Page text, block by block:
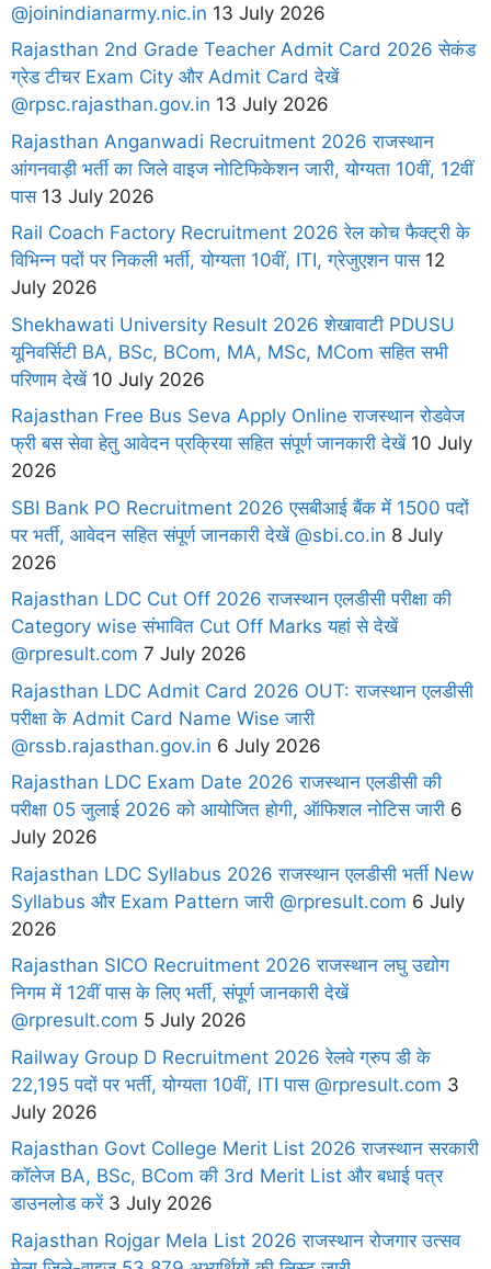
@joinindianarmy.nic.in 13 July 2026
Rajasthan 2nd Grade Teacher Admit Card 2026 सेकंड
ग्रेड टीचर Exam City और Admit Card देखें
@rpsc.rajasthan.gov.in 13 July 2026
Rajasthan Anganwadi Recruitment 2026 राजस्थान
आंगनवाड़ी भर्ती का जिले वाइज नोटिफिकेशन जारी, योग्यता 10वीं, 12वीं
पास13 July 2026
Rail Coach Factory Recruitment 2026 रेल कोच फैक्ट्री के
विभिन्न पदों पर निकली भर्ती, योग्यता 10वीं, ITI, ग्रेजुएशन पास12
July 2026
Shekhawati University Result 2026 शेखावाटी PDUSU
यूनिवर्सिटी BA, BSc, BCom, MA, MSc, MCom सहित सभी
परिणाम देखें10 July 2026
Rajasthan Free Bus Seva Apply Online राजस्थान रोडवेज
फ्री बस सेवा हेतु आवेदन प्रक्रिया सहित संपूर्ण जानकारी देखें10 July
2026
SBI Bank PO Recruitment 2026 एसबीआई बैंक में 1500 पदों
पर भर्ती, आवेदन सहित संपूर्ण जानकारी देखें @sbi.co.in 8 July
2026
Rajasthan LDC Cut Off 2026 राजस्थान एलडीसी परीक्षा की
Category wise संभावित Cut Off Marks यहां से देखें
@rpresult.com 7 July 2026
Rajasthan LDC Admit Card 2026 OUT: राजस्थान एलडीसी
परीक्षा के Admit Card Name Wise जारी
@rssb.rajasthan.gov.in 6 July 2026
Rajasthan LDC Exam Date 2026 राजस्थान एलडीसी की
परीक्षा 05 जुलाई 2026 को आयोजित होगी, ऑफिशल नोटिस जारी 6
July 2026
Rajasthan LDC Syllabus 2026 राजस्थान एलडीसी भर्ती New
Syllabus और Exam Pattern जारी @rpresult.com 6 July
2026
Rajasthan SICO Recruitment 2026 राजस्थान लघु उद्योग
निगम में 12वीं पास के लिए भर्ती, संपूर्ण जानकारी देखें
@rpresult.com 5 July 2026
Railway Group D Recruitment 2026 रेलवे ग्रुप डी के
22,195 पदों पर भर्ती, योग्यता 10वीं, ITI पास @rpresult.com 3
July 2026
Rajasthan Govt College Merit List 2026 राजस्थान सरकारी
कॉलेज BA, BSc, BCom की 3rd Merit List और बधाई पत्र
डाउनलोड करें3 July 2026
Rajasthan Rojgar Mela List 2026 राजस्थान रोजगार उत्सव